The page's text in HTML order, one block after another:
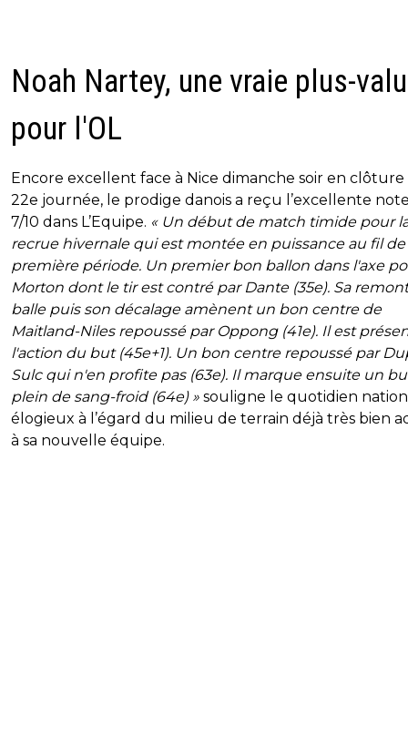
Noah Nartey, une vraie plus-
pour l'OL
Encore excellent face à Nice dimanche soir en clôture
22e journée, le prodige danois a reçu l’excellente
7/10 dans L’Equipe. « Un début de match timide pour
recrue hivernale qui est montée en puissance au fil de
première période. Un premier bon ballon dans l'axe
Morton dont le tir est contré par Dante (35e). Sa
balle puis son décalage amènent un bon centre de
Maitland-Niles repoussé par Oppong (41e). Il est
l'action du but (45e+1). Un bon centre repoussé par
Sulc qui n'en profite pas (63e). Il marque ensuite un
plein de sang-froid (64e) » souligne le quotidien
élogieux à l’égard du milieu de terrain déjà très bien
à sa nouvelle équipe.